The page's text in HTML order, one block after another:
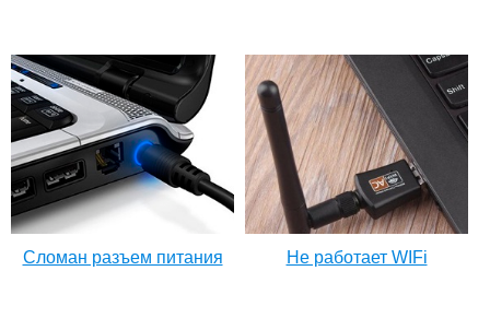
Сломан разъем питания Не работает WIFi